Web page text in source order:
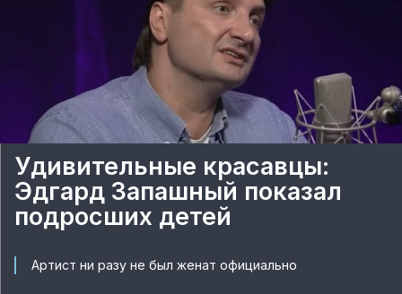
Удивительные красавцы:
Эдгард Запашный показал
подросших детей
Артист ни разу не был женат официально